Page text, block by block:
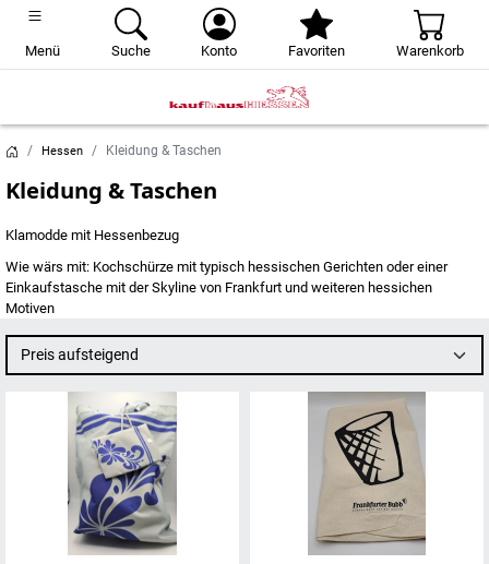
Menü Suche Konto Favoriten Warenkorb
Hessen Kleidung & Taschen
Kleidung & Taschen
Klamodde mit Hessenbezug
Wie wärs mit: Kochschürze mit typisch hessischen Gerichten oder einer
Einkaufstasche mit der Skyline von Frankfurt und weiteren hessichen
Motiven
Preis aufsteigend